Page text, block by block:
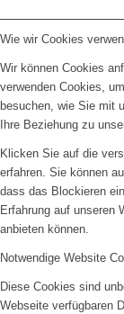
Wie wir Cookies
Wir können Cookies
verwenden Cookies,
besuchen, wie Sie mit
Ihre Beziehung zu
Klicken Sie auf die
erfahren. Sie können
dass das Blockieren
Erfahrung auf unseren
anbieten können.
Notwendige Website
Diese Cookies sind
Webseite verfügbaren